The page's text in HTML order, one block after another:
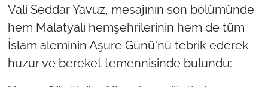
Vali Seddar Yavuz, mesajının son bölümünde
hem Malatyalı hemşehrilerinin hem de tüm
İslam aleminin Aşure Günü'nü tebrik ederek
huzur ve bereket temennisinde bulundu: